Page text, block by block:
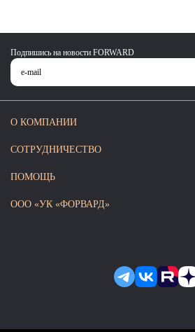
Подпишись на новости FORWARD
О КОМПАНИИ
СОТРУДНИЧЕСТВО
ПОМОЩЬ
ООО «УК «ФОРВАРД»